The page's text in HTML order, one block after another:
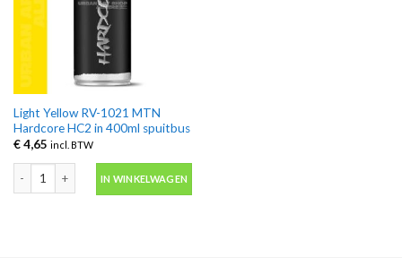
Light Yellow RV-1021 MTN
Hardcore HC2 in 400ml spuitbus
€4,65 incl. BTW
Light Yellow RV-1021 MTN Hardcore HC2 in 400ml spuitbus aantal
IN WINKELWAGEN